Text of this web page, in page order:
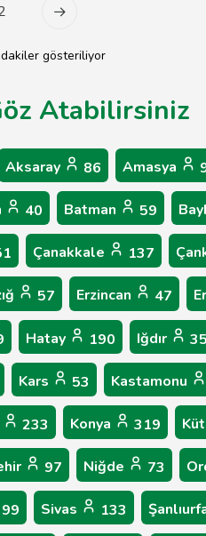
gösteriliyor
Atabilirsiniz
Aksaray 86 Amasya
40 Batman 59
Çanakkale 137
57 Erzincan 47
Hatay 190 Iğdır 35
Kars 53 Kastamonu
233 Konya 319
97 Niğde 73
99 Sivas 133